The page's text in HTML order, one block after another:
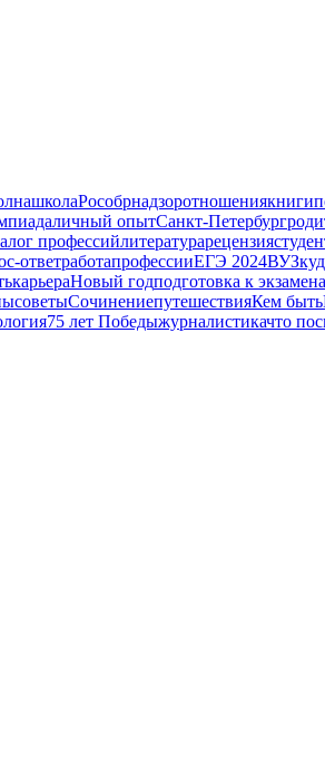
школаРособрнадзоротношениякниги
личный опытСанкт-Петербург
профессийлитературарецензия
ответработапрофессииЕГЭ 2024ВУЗ
карьераНовый годподготовка к
советыСочинениепутешествияКем быть
75 лет Победыжурналистикачто